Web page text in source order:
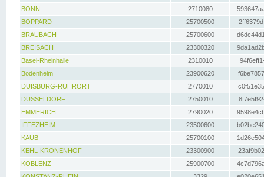
BONN
2710080
BOPPARD
25700500
BRAUBACH
25700600
BREISACH
23300320
Basel-Rheinhalle
2310010
Bodenheim
23900620
DUISBURG-RUHRORT
2770010
DÜSSELDORF
2750010
EMMERICH
2790020
IFFEZHEIM
23500600
KAUB
25700100
KEHL-KRONENHOF
23300900
KOBLENZ
25900700